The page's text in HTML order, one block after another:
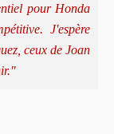
pour Honda
J'espère
ceux de Joan